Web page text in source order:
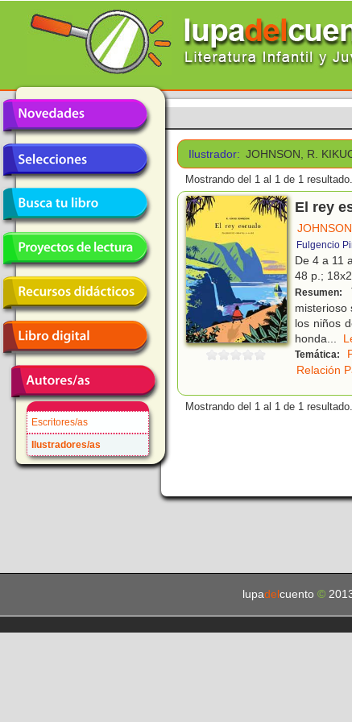
Escritores/as
Ilustradores/as
Ilustrador: JOHNSON, R.
Mostrando del 1 al 1 de 1 resultado.
El rey
Fulgencio
De 4 a 11
48 p.;
Resumen:
misterioso
los niños
honda...
Temática:
Relación
Mostrando del 1 al 1 de 1 resultado.
lupadel cuento ©